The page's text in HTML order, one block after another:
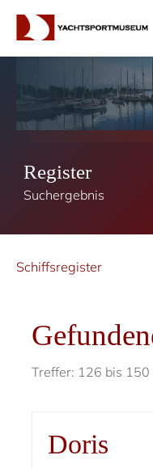
Register
Suchergebnis
Schiffsregister
Treffer: 126 bis
Doris